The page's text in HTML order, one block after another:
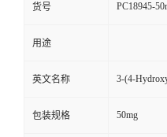
货号 PC18945-
用途
英文名称 3-(4-
包装规格 50mg